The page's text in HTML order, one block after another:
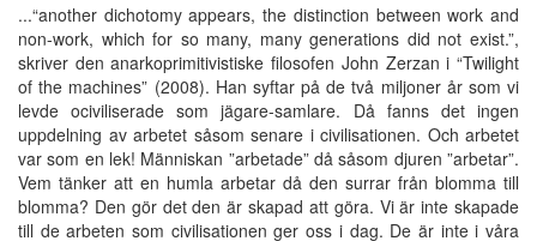
...“another dichotomy appears, the distinction between work and
non-work, which for so many, many generations did not exist.”,
skriver den anarkoprimitivistiske filosofen John Zerzan i “Twilight
of the machines” (2008). Han syftar på de två miljoner år som vi
levde ociviliserade som jägare-samlare. Då fanns det ingen
uppdelning av arbetet såsom senare i civilisationen. Och arbetet
var som en lek! Människan ”arbetade” då såsom djuren ”arbetar”.
Vem tänker att en humla arbetar då den surrar från blomma till
blomma? Den gör det den är skapad att göra. Vi är inte skapade
till de arbeten som civilisationen ger oss i dag. De är inte i våra